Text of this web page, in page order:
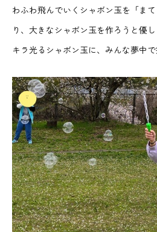
わふわ飛んでいくシャボン玉を「ま
り、大きなシャボン玉を作ろうと優
キラ光るシャボン玉に、みんな夢中